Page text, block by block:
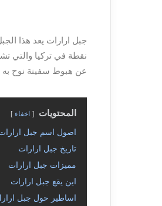
جبل ارارات يعد هذا
نقطة في تركيا والتي
عن هبوط سفينة نوح به
المحتويات اخفاء
اصول اسم جبل
تاريخ جبل ارارات
مميزات جبل ارارات
اين يقع جبل ارارات
اساطير حول جبل